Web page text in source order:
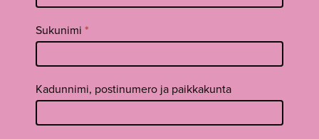
footer FI
Sukunimi *
Kadunnimi, postinumero ja paikkakunta